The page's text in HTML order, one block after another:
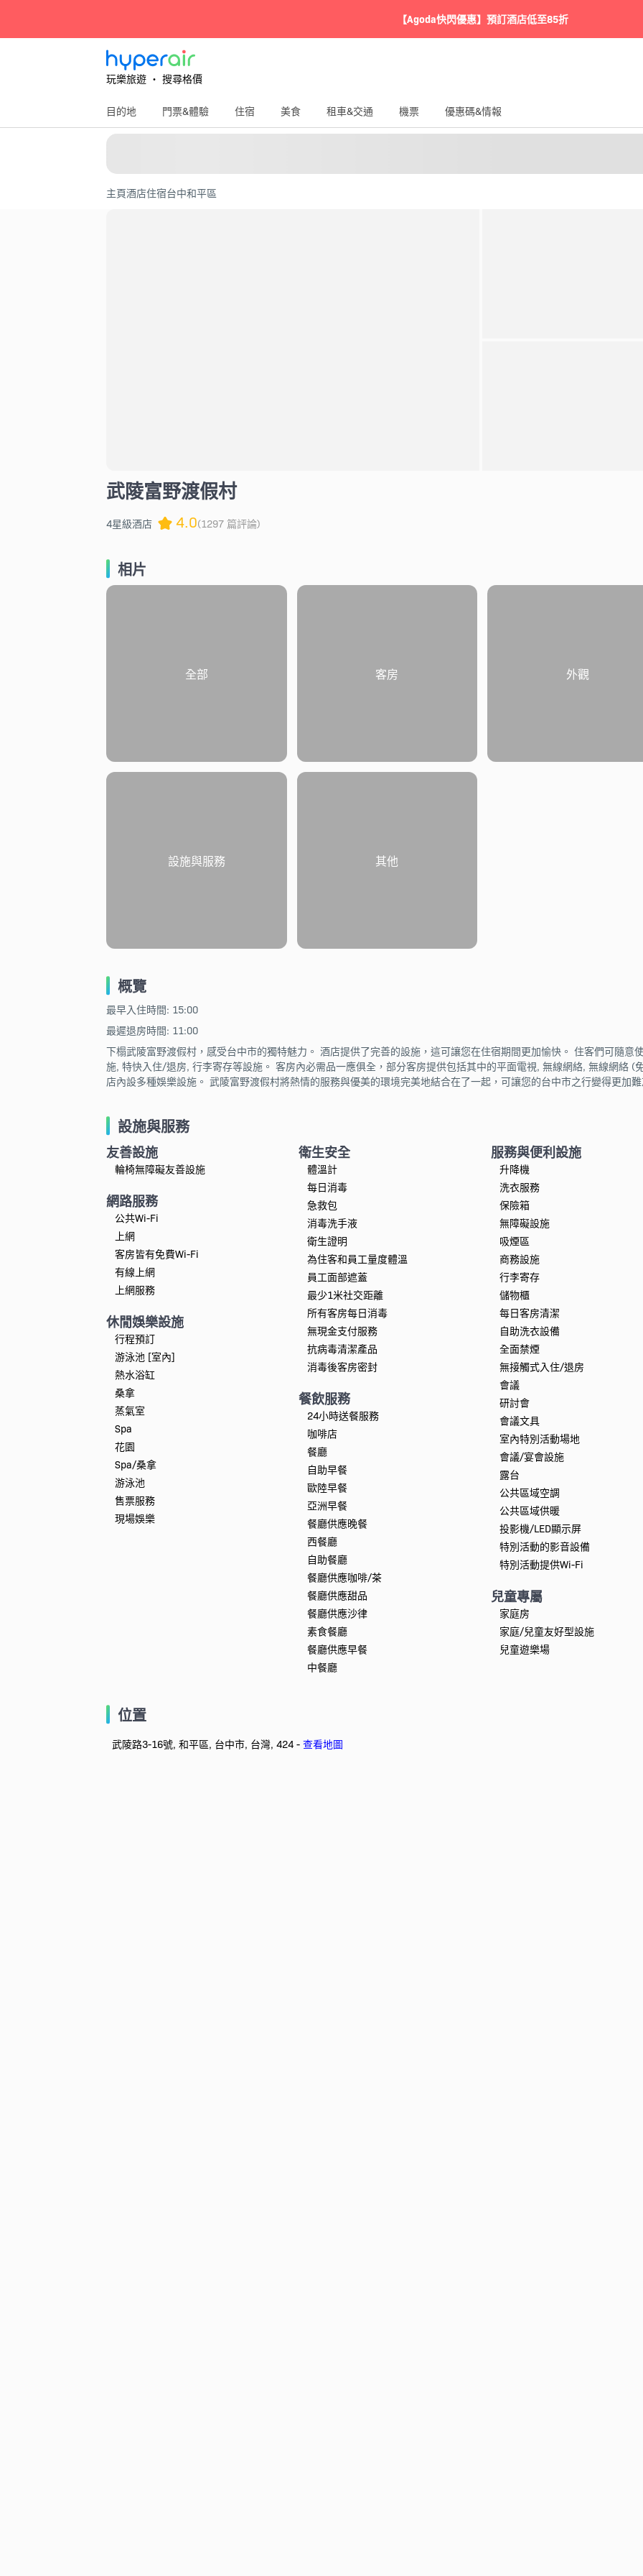
【Agoda快閃優惠】預訂酒店低至85折
玩樂旅遊 ‧ 搜尋格價
目的地 門票&體驗 住宿 美食 租車&交通 機票 優惠碼&情報
主頁酒店住宿台中和平區
武陵富野渡假村
4星級酒店 4.0(1297 篇評論)
相片
全部 客房 外觀
設施與服務 其他
概覽
最早入住時間: 15:00
最遲退房時間: 11:00
下榻武陵富野渡假村，感受台中市的獨特魅力。 酒店提供了完善的設施，這可讓您在住宿期間更加愉快。 住客們可隨意
施, 特快入住/退房, 行李寄存等設施。 客房內必需品一應俱全，部分客房提供包括其中的平面電視, 無線網絡, 無線網絡 (
店內設多種娛樂設施。 武陵富野渡假村將熱情的服務與優美的環境完美地結合在了一起，可讓您的台中市之行變得更加
設施與服務
友善設施
輪椅無障礙友善設施
網路服務
公共Wi-Fi
上網
客房皆有免費Wi-Fi
有線上網
上網服務
休閒娛樂設施
行程預訂
游泳池 [室內]
熱水浴缸
桑拿
蒸氣室
Spa
花園
Spa/桑拿
游泳池
售票服務
現場娛樂
衛生安全
體溫計
每日消毒
急救包
消毒洗手液
衛生證明
為住客和員工量度體溫
員工面部遮蓋
最少1米社交距離
所有客房每日消毒
無現金支付服務
抗病毒清潔產品
消毒後客房密封
餐飲服務
24小時送餐服務
咖啡店
餐廳
自助早餐
歐陸早餐
亞洲早餐
餐廳供應晚餐
西餐廳
自助餐廳
餐廳供應咖啡/茶
餐廳供應甜品
餐廳供應沙律
素食餐廳
餐廳供應早餐
中餐廳
服務與便利設施
升降機
洗衣服務
保險箱
無障礙設施
吸煙區
商務設施
行李寄存
儲物櫃
每日客房清潔
自助洗衣設備
全面禁煙
無接觸式入住/退房
會議
研討會
會議文具
室內特別活動場地
會議/宴會設施
露台
公共區域空調
公共區域供暖
投影機/LED顯示屏
特別活動的影音設備
特別活動提供Wi-Fi
兒童專屬
家庭房
家庭/兒童友好型設施
兒童遊樂場
位置
武陵路3-16號, 和平區, 台中市, 台灣, 424 - 查看地圖